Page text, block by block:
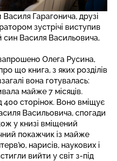
Василя Гарагонича, друзі
зустрічі виступив
син Василя Васильовича,
Олега Русина,
що книга, з яких розділів
вона готувалась:
майже 7 місяців.
400 сторінок. Воно вміщує
Васильовича, спогади
у книзі вміщений
покажчик із майже
нарисів, наукових і
вийти у світ з-під